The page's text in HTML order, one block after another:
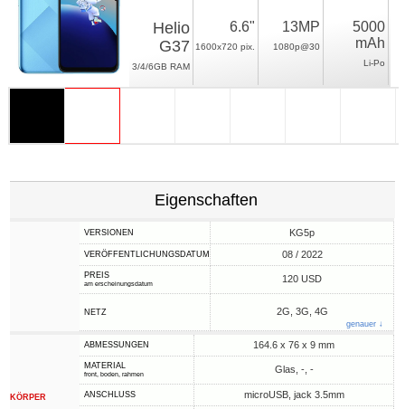
Helio
G37
3/4/6GB RAM
6.6"
1600x720 pix.
13MP
1080p@30
5000
mAh
Li-Po
Eigenschaften
VERSIONEN KG5p
VERÖFFENTLICHUNGSDATUM 08 / 2022
PREIS
am erscheinungsdatum 120 USD
NETZ 2G, 3G, 4G
genauer ↓
KÖRPER
ABMESSUNGEN 164.6 x 76 x 9 mm
MATERIAL
front, boden, rahmen Glas, -, -
ANSCHLUSS microUSB, jack 3.5mm